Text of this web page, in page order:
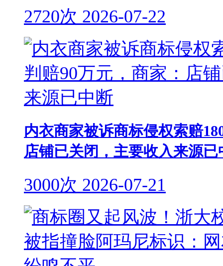
2720次 2026-07-22
内衣商家被诉商标侵权索赔
店铺已关闭，主要收入来源已
3000次 2026-07-21